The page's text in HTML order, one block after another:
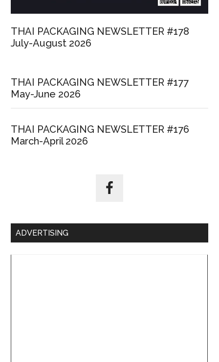
THAI PACKAGING NEWSLETTER #178
July-August 2026
THAI PACKAGING NEWSLETTER #177
May-June 2026
THAI PACKAGING NEWSLETTER #176
March-April 2026
ADVERTISING